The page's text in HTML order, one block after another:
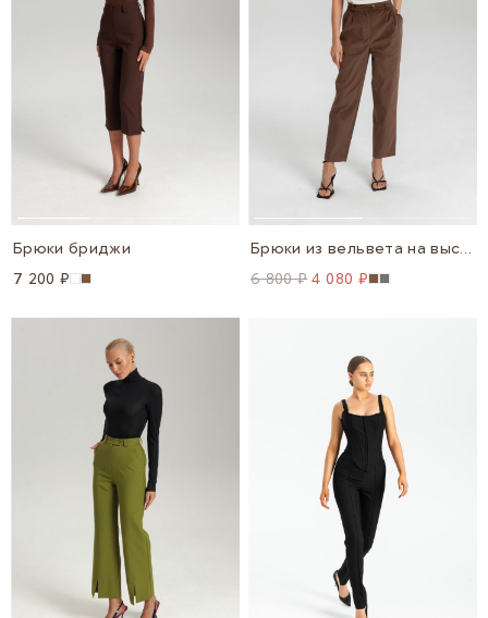
Брюки бриджи
7 200 ₽
Брюки из вельвета на высокой посадке
6 800 ₽ 4 080 ₽